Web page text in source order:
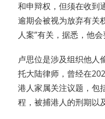
和申辩权，但须在收到
逾期会被视为放弃有关
人案”有关，据悉，他会
卢思位是涉及组织他人
托大陆律师，曾经在
港人家属关注议题，包
程，被捕港人的刑期以